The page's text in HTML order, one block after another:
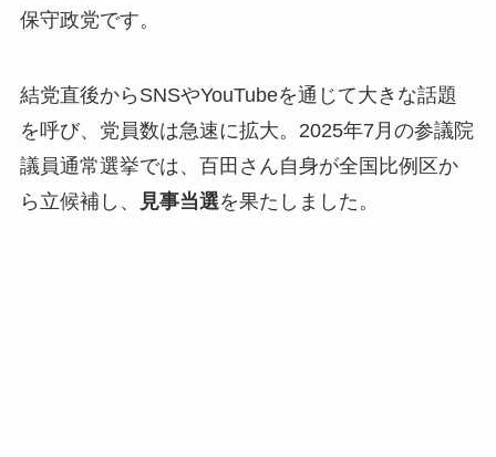
保守政党です。
結党直後からSNSやYouTubeを通じて大きな話題
を呼び、党員数は急速に拡大。2025年7月の参議院
議員通常選挙では、百田さん自身が全国比例区か
ら立候補し、
見事当選を果たしました。